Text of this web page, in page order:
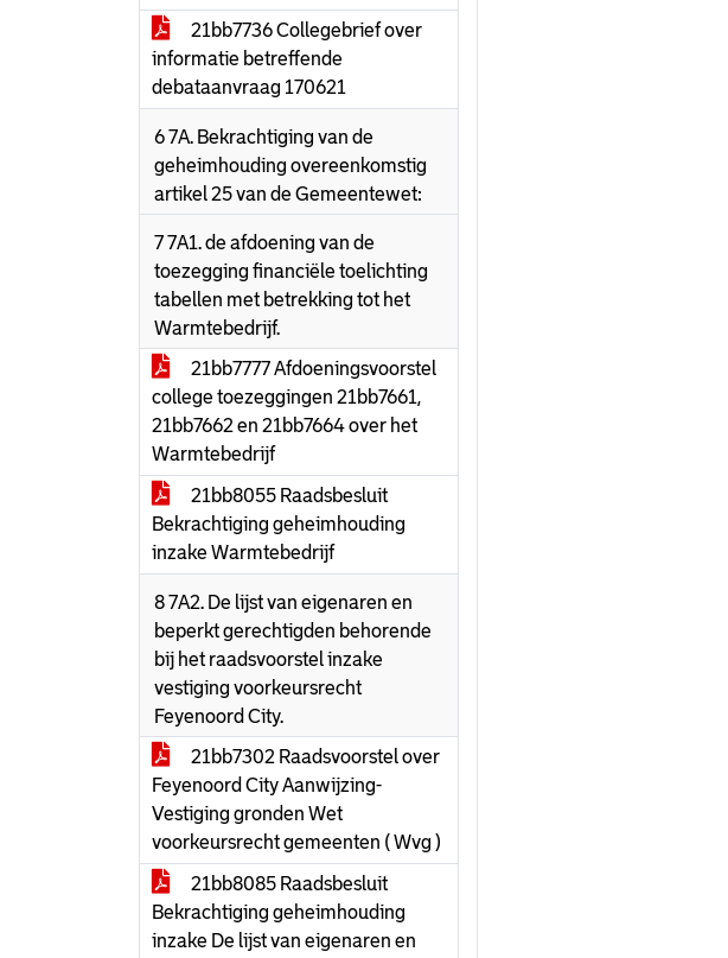
21bb7736 Collegebrief over
informatie betreffende
debataanvraag 170621
6 7A. Bekrachtiging van de
geheimhouding overeenkomstig
artikel 25 van de Gemeentewet:
7 7A1. de afdoening van de
toezegging financiële toelichting
tabellen met betrekking tot het
Warmtebedrijf.
21bb7777 Afdoeningsvoorstel
college toezeggingen 21bb7661,
21bb7662 en 21bb7664 over het
Warmtebedrijf
21bb8055 Raadsbesluit
Bekrachtiging geheimhouding
inzake Warmtebedrijf
8 7A2. De lijst van eigenaren en
beperkt gerechtigden behorende
bij het raadsvoorstel inzake
vestiging voorkeursrecht
Feyenoord City.
21bb7302 Raadsvoorstel over
Feyenoord City Aanwijzing-
Vestiging gronden Wet
voorkeursrecht gemeenten ( Wvg )
21bb8085 Raadsbesluit
Bekrachtiging geheimhouding
inzake De lijst van eigenaren en